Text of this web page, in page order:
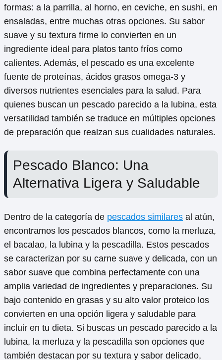
formas: a la parrilla, al horno, en ceviche, en sushi, en
ensaladas, entre muchas otras opciones. Su sabor
suave y su textura firme lo convierten en un
ingrediente ideal para platos tanto fríos como
calientes. Además, el pescado es una excelente
fuente de proteínas, ácidos grasos omega-3 y
diversos nutrientes esenciales para la salud. Para
quienes buscan un pescado parecido a la lubina, esta
versatilidad también se traduce en múltiples opciones
de preparación que realzan sus cualidades naturales.
Pescado Blanco: Una
Alternativa Ligera y Saludable
Dentro de la categoría de pescados similares al atún,
encontramos los pescados blancos, como la merluza,
el bacalao, la lubina y la pescadilla. Estos pescados
se caracterizan por su carne suave y delicada, con un
sabor suave que combina perfectamente con una
amplia variedad de ingredientes y preparaciones. Su
bajo contenido en grasas y su alto valor proteico los
convierten en una opción ligera y saludable para
incluir en tu dieta. Si buscas un pescado parecido a la
lubina, la merluza y la pescadilla son opciones que
también destacan por su textura y sabor delicado,